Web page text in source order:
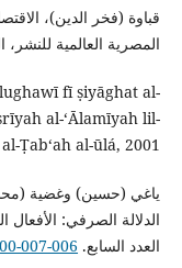
قباوة (فخر الدين)،
المصرية العالمية للنشر،
fī ṣiyāghat al-
al-ʻĀlamīyah lil-
Ṭabʻah al-ūlá, 2001.
ياغي (حسين) وغضية
العدد السابع. DOI: 007-006